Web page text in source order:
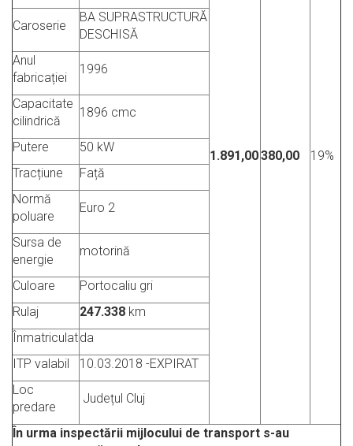
1.891,00380,00 19%
Caroserie
BA SUPRASTRUCTURĂ
DESCHISĂ
Anul
fabricației
1996
Capacitate
cilindrică
1896 cmc
Putere
50 kW
Tracțiune
Față
Normă
poluare
Euro 2
Sursa de
energie
motorină
Culoare
Portocaliu gri
Rulaj
247.338 km
Înmatriculatda
ITP valabil
10.03.2018 -EXPIRAT
Loc
predare
Județul Cluj
În urma inspectării mijlocului de transport s-au